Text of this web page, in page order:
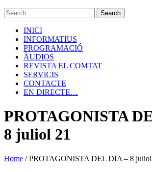
INICI
INFORMATIUS
PROGRAMACIÓ
ÀUDIOS
REVISTA EL COMTAT
SERVICIS
CONTACTE
EN DIRECTE…
PROTAGONISTA
8 juliol 21
Home /PROTAGONISTA DEL DIA – 8 juliol